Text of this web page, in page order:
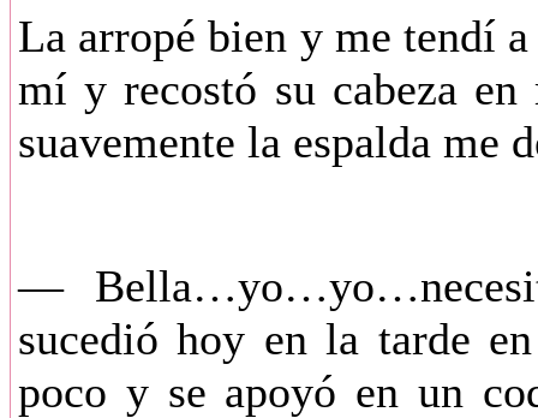
La arropé bien y me tendí
mí y recostó su cabeza
suavemente la espalda me
—
sucedió hoy en la tarde
poco y se apoyó en un